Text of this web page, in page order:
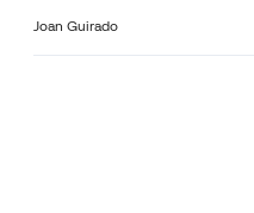
Joan Guirado